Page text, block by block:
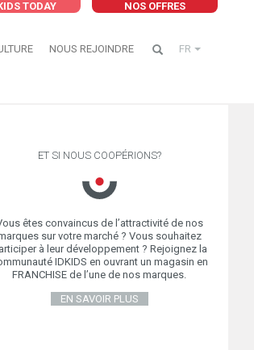
NOS OFFRES
TODAY
NOUS REJOINDRE FR
ET SI NOUS COOPÉRIONS?
êtes convaincus de l’attractivité de nos
sur votre marché ? Vous souhaitez
à leur développement ? Rejoignez la
IDKIDS en ouvrant un magasin en
FRANCHISE de l’une de nos marques.
EN SAVOIR PLUS